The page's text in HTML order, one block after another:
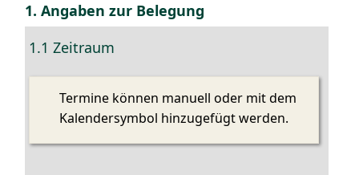
1. Angaben zur Belegung
1.1 Zeitraum
Termine können manuell oder mit dem
Kalendersymbol hinzugefügt werden.